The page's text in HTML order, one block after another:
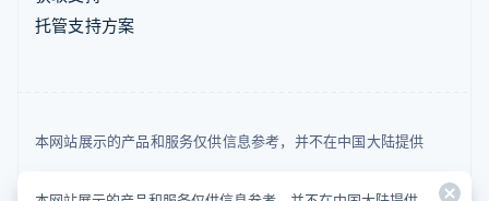
托管支持方案
本网站展示的产品和服务仅供信息参考，并不在中国大陆提供
© 2026 Stripe, LLC